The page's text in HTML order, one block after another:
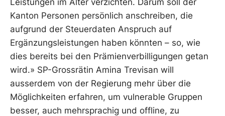
Kanton Personen persönlich anschreiben, die
aufgrund der Steuerdaten Anspruch auf
Ergänzungsleistungen haben könnten – so, wie
dies bereits bei den Prämienverbilligungen getan
wird.» SP-Grossrätin Amina Trevisan will
ausserdem von der Regierung mehr über die
Möglichkeiten erfahren, um vulnerable Gruppen
besser, auch mehrsprachig und offline, zu